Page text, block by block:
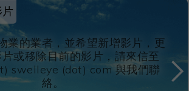
片
業的業者，並希望新增影片，更
或移除目前的影片，請來信至
swelleye (dot) com 與我們聯
絡。